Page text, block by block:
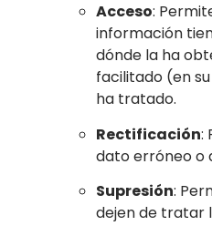
Acceso:
información
dónde la ha
facilitado (en
ha tratado.
Rectificación:
dato erróneo o
Supresión:
dejen de tratar